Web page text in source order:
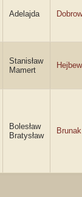
Adelajda
Stanisław
Mamert
Bolesław
Bratysław
Brunak